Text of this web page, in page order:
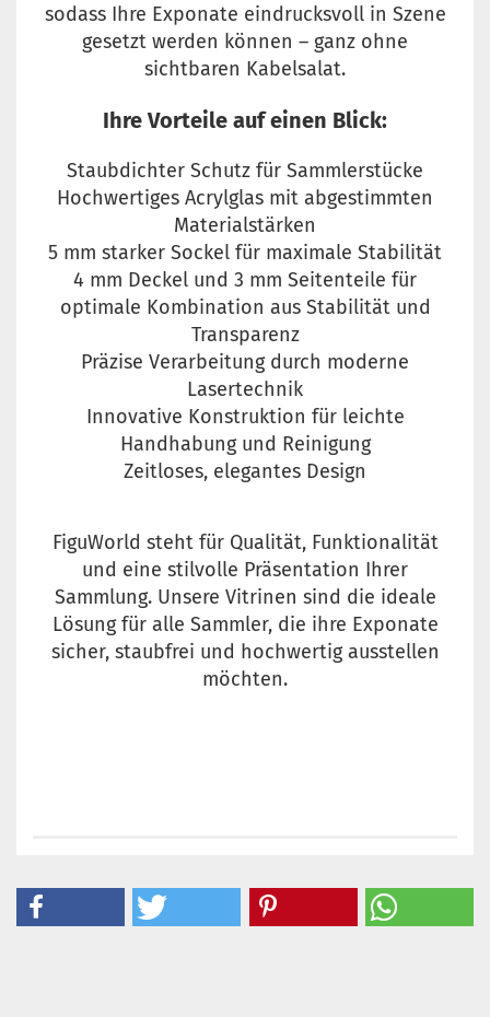
sodass Ihre Exponate eindrucksvoll in Szene
gesetzt werden können – ganz ohne
sichtbaren Kabelsalat.
Ihre Vorteile auf einen Blick:
Staubdichter Schutz für Sammlerstücke
Hochwertiges Acrylglas mit abgestimmten
Materialstärken
5 mm starker Sockel für maximale Stabilität
4 mm Deckel und 3 mm Seitenteile für
optimale Kombination aus Stabilität und
Transparenz
Präzise Verarbeitung durch moderne
Lasertechnik
Innovative Konstruktion für leichte
Handhabung und Reinigung
Zeitloses, elegantes Design
FiguWorld steht für Qualität, Funktionalität
und eine stilvolle Präsentation Ihrer
Sammlung. Unsere Vitrinen sind die ideale
Lösung für alle Sammler, die ihre Exponate
sicher, staubfrei und hochwertig ausstellen
möchten.